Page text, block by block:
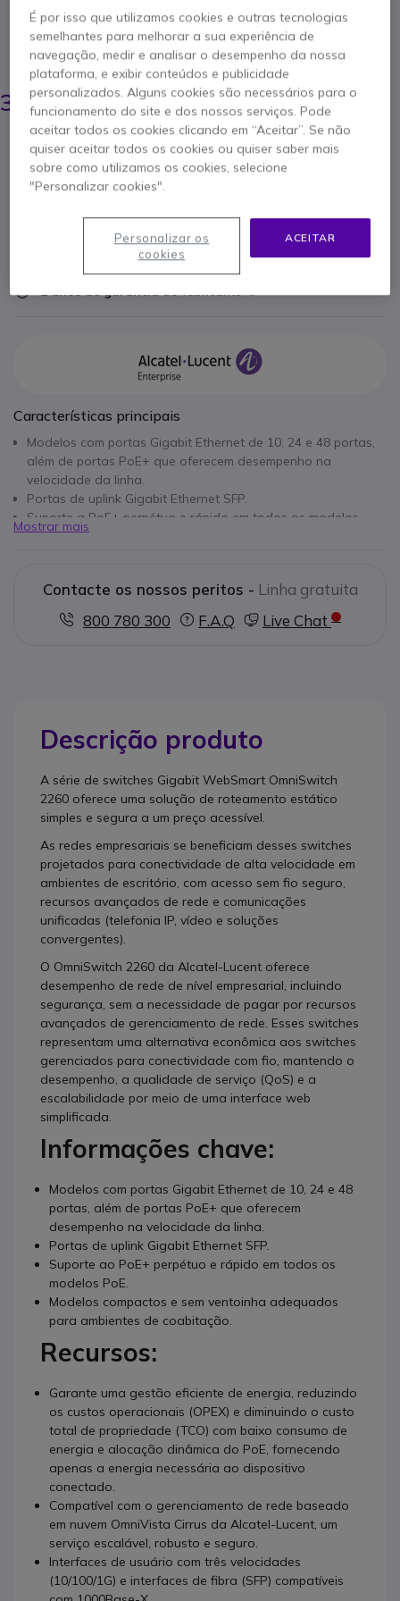
A solução de roteamento segura e acessível
para redes corporativas.
POUPE 438,00 €
837,95 €
399,95 € s/iva - 491,94 € Iva Incl.
Qtd
ADICIONAR AO CARRINHO
2 anos de garantiado fabricante
Características principais
Modelos com portas Gigabit Ethernet de 10, 24 e 48 portas,
além de portas PoE+ que oferecem desempenho na
velocidade da linha.
Portas de uplink Gigabit Ethernet SFP.
Suporte a PoE+ perpétuo e rápido em todos os modelos
PoE.
Mostrar mais
Contacte os nossos peritos - Linha gratuita
800 780 300
F.A.Q Live Chat
Descrição produto
A série de switches Gigabit WebSmart OmniSwitch
2260 oferece uma solução de roteamento estático
simples e segura a um preço acessível.
As redes empresariais se beneficiam desses switches
projetados para conectividade de alta velocidade em
ambientes de escritório, com acesso sem fio seguro,
recursos avançados de rede e comunicações
unificadas (telefonia IP, vídeo e soluções
convergentes).
O OmniSwitch 2260 da Alcatel-Lucent oferece
desempenho de rede de nível empresarial, incluindo
segurança, sem a necessidade de pagar por recursos
avançados de gerenciamento de rede. Esses switches
representam uma alternativa econômica aos switches
gerenciados para conectividade com fio, mantendo o
desempenho, a qualidade de serviço (QoS) e a
escalabilidade por meio de uma interface web
simplificada.
Informações chave:
Modelos com portas Gigabit Ethernet de 10, 24 e 48
portas, além de portas PoE+ que oferecem
desempenho na velocidade da linha.
Portas de uplink Gigabit Ethernet SFP.
Suporte ao PoE+ perpétuo e rápido em todos os
modelos PoE.
Modelos compactos e sem ventoinha adequados
para ambientes de coabitação.
Recursos:
Garante uma gestão eficiente de energia, reduzindo
os custos operacionais (OPEX) e diminuindo o custo
total de propriedade (TCO) com baixo consumo de
energia e alocação dinâmica do PoE, fornecendo
apenas a energia necessária ao dispositivo
conectado.
Compatível com o gerenciamento de rede baseado
em nuvem OmniVista Cirrus da Alcatel-Lucent, um
serviço escalável, robusto e seguro.
Interfaces de usuário com três velocidades
(10/100/1G) e interfaces de fibra (SFP) compatíveis
É por isso que utilizamos cookies e outras tecnologias
semelhantes para melhorar a sua experiência de
navegação, medir e analisar o desempenho da nossa
plataforma, e exibir conteúdos e publicidade
personalizados. Alguns cookies são necessários para o
funcionamento do site e dos nossos serviços. Pode
aceitar todos os cookies clicando em “Aceitar”. Se não
quiser aceitar todos os cookies ou quiser saber mais
sobre como utilizamos os cookies, selecione
"Personalizar cookies".
ACEITAR
Personalizar os
cookies